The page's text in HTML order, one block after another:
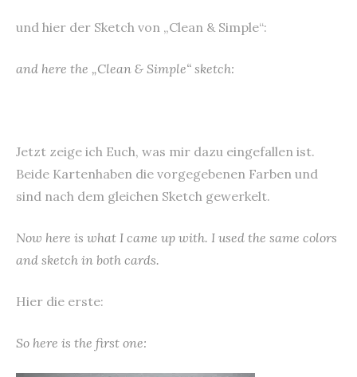
und hier der Sketch von „Clean & Simple“:
and here the „Clean & Simple“ sketch:
Jetzt zeige ich Euch, was mir dazu eingefallen ist.
Beide Kartenhaben die vorgegebenen Farben und
sind nach dem gleichen Sketch gewerkelt.
Now here is what I came up with. I used the same colors
and sketch in both cards.
Hier die erste:
So here is the first one: